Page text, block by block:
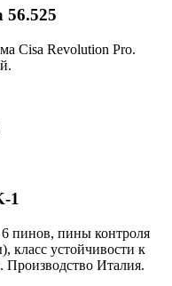
56.525
Cisa Revolution Pro.
1
пинов, пины контроля
класс устойчивости к
Италия.